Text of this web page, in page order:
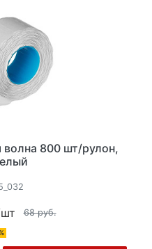
800 шт/рулон,
68 руб.